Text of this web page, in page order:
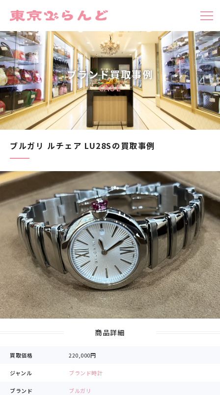
ブランド買取事例
CASE
ブルガリ ルチェア LU28Sの買取事例
商品詳細
買取価格 220,000円
ジャンル ブランド時計
ブランド ブルガリ